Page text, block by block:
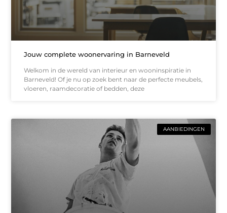
Jouw complete woonervaring in Barneveld
Welkom in de wereld van interieur en wooninspiratie in
Barneveld! Of je nu op zoek bent naar de perfecte meubels,
vloeren, raamdecoratie of bedden, deze
AANBIEDINGEN